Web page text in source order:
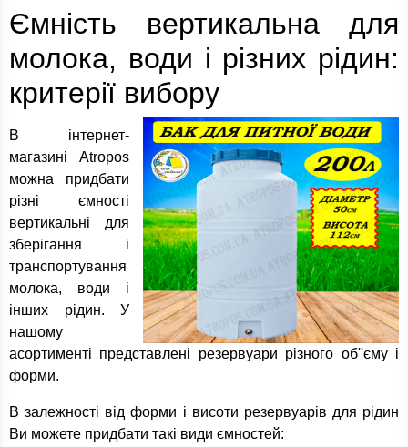
Ємність вертикальна для
молока, води і різних рідин:
критерії вибору
В інтернет-
магазині Atropos
можна придбати
різні ємності
вертикальні для
зберігання і
транспортування
молока, води і
інших рідин. У
нашому
асортименті представлені резервуари різного об''єму і
форми.
В залежності від форми і висоти резервуарів для рідин
Ви можете придбати такі види ємностей: